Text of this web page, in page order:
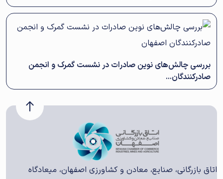
بررسی چالش‌های نوین صادرات در نشست گمرک و انجمن
صادرکنندگان...
اتاق بازرگانی، صنایع، معادن و کشاورزی اصفهان، میعادگاه